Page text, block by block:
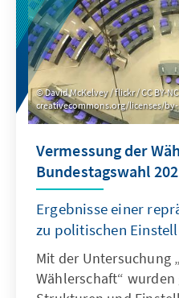
David McKelvey / flickr / CC BY-
creativecommons.org/licenses/
Vermessung der
Bundestagswahl
Ergebnisse einer
zu politischen
Mit der Untersuchung
Wählerschaft“